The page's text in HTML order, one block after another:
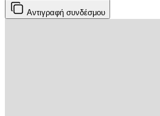
Αντιγραφή συνδέσμου